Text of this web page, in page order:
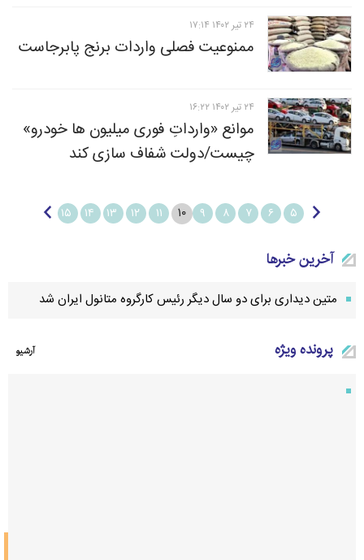
۲۴ تير ۱۴۰۲ ۱۷:۱۴
ممنوعیت فصلی واردات برنج پابرجاست
۲۴ تير ۱۴۰۲ ۱۶:۲۲
موانع «وارداتِ فوری میلیون ها خودرو»
چیست/دولت شفاف سازی کند
۵ ۶ ۷ ۸ ۹ ۱۰ ۱۱ ۱۲ ۱۳ ۱۴ ۱۵
آخرین خبرها
متین دیداری برای دو سال دیگر رئیس کارگروه متانول ایران شد
آرشيو پرونده ویژه